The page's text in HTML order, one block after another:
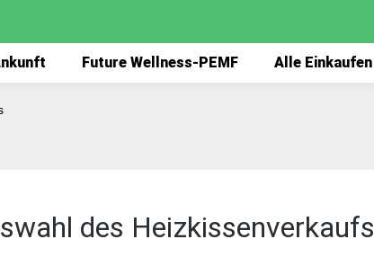
Future Wellness-PEMF Alle Einkaufen
des Heizkissenverkaufs